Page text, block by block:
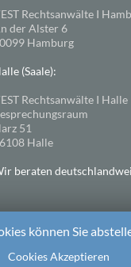
Rechtsanwälte I
der Alster 6
Hamburg
(Saale):
Rechtsanwälte I Halle
51
Halle
beraten
können Sie
Cookies Akzeptieren